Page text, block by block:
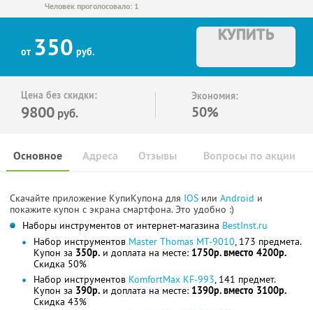
Человек проголосовало: 1
от 350 руб.
КУПИТЬ
Цена без скидки:
9800 руб.
Экономия:
50%
Основное Отзывы Вопросы по акции
Адреса
Скачайте приложение КупиКупона для IOS или Android и
покажите купон с экрана смартфона. Это удобно :)
Наборы инструментов от интернет-магазина BestInst.ru
Набор инструментов Master Thomas MT-9010, 173 предмета.
Купон за 350р. и доплата на месте: 1750р. вместо 4200р.
Скидка 50%
Набор инструментов KomfortMax KF-993, 141 предмет.
Купон за 390р. и доплата на месте: 1390р. вместо 3100р.
Скидка 43%